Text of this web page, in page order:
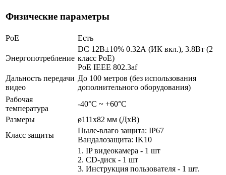
Физические параметры
PoE Есть
Энергопотребление
DC 12В±10% 0.32А (ИК вкл.), 3.8Вт (2
класс PoE)
PoE IEEE 802.3af
Дальность передачи
видео
До 100 метров (без использования
дополнительного оборудования)
Рабочая
температура
-40°С ~ +60°С
Размеры
ø111х82 мм (ДхВ)
Класс защиты
Пыле-влаго защита: IP67
Вандалозащита: IK10
1. IP видеокамера - 1 шт
2. СD-диск - 1 шт
3. Инструкция пользователя - 1 шт.